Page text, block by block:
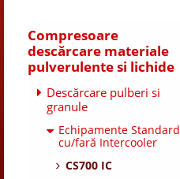
Compresoare
descărcare materiale
pulverulente si lichide
Descărcare pulberi si
granule
Echipamente Standard
cu/fară Intercooler
CS700 IC